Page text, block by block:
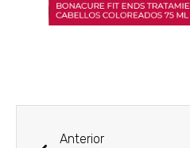
Anterior